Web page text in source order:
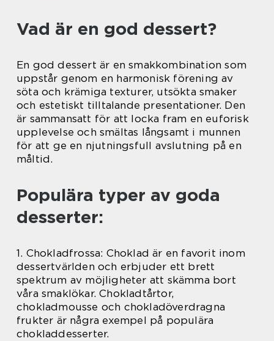
Vad är en god dessert?
En god dessert är en smakkombination som
uppstår genom en harmonisk förening av
söta och krämiga texturer, utsökta smaker
och estetiskt tilltalande presentationer. Den
är sammansatt för att locka fram en euforisk
upplevelse och smältas långsamt i munnen
för att ge en njutningsfull avslutning på en
måltid.
Populära typer av goda
desserter:
1. Chokladfrossa: Choklad är en favorit inom
dessertvärlden och erbjuder ett brett
spektrum av möjligheter att skämma bort
våra smaklökar. Chokladtårtor,
chokladmousse och chokladöverdragna
frukter är några exempel på populära
chokladdesserter.